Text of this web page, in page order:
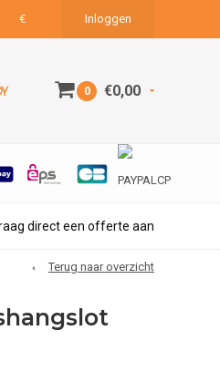
€ Inloggen
0 €0,00
direct een offerte aan
Terug naar overzicht